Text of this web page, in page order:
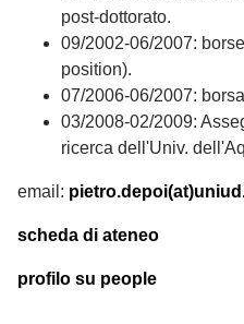
post-dottorato.
09/2002-06/2007:
position).
07/2006-06/2007:
03/2008-02/2009:
ricerca dell'Univ.
email:
scheda di ateneo
profilo su people